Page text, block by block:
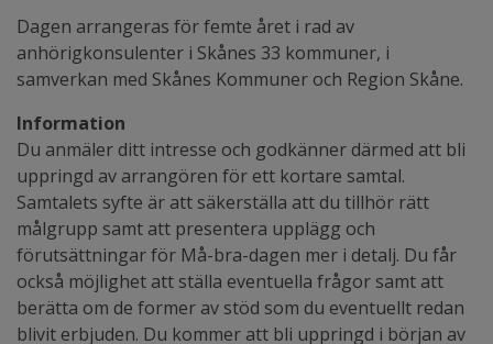
Dagen arrangeras för femte året i rad av
anhörigkonsulenter i Skånes 33 kommuner, i
samverkan med Skånes Kommuner och Region Skåne.
Information
Du anmäler ditt intresse och godkänner därmed att bli
uppringd av arrangören för ett kortare samtal.
Samtalets syfte är att säkerställa att du tillhör rätt
målgrupp samt att presentera upplägg och
förutsättningar för Må-bra-dagen mer i detalj. Du får
också möjlighet att ställa eventuella frågor samt att
berätta om de former av stöd som du eventuellt redan
blivit erbjuden. Du kommer att bli uppringd i början av